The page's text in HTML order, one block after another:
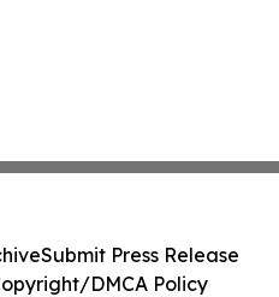
Submit Press Release
DMCA Policy